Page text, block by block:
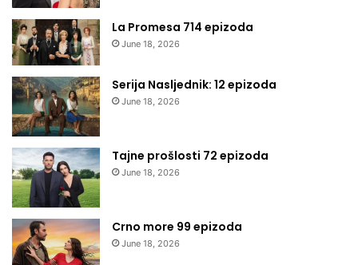
La Promesa 714 epizoda
June 18, 2026
Serija Nasljednik: 12 epizoda
June 18, 2026
Tajne prošlosti 72 epizoda
June 18, 2026
Crno more 99 epizoda
June 18, 2026